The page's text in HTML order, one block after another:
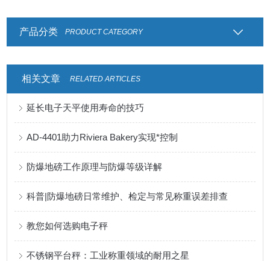
产品分类 PRODUCT CATEGORY
相关文章 RELATED ARTICLES
延长电子天平使用寿命的技巧
AD-4401助力Riviera Bakery实现*控制
防爆地磅工作原理与防爆等级详解
科普|防爆地磅日常维护、检定与常见称重误差排查
教您如何选购电子秤
不锈钢平台秤：工业称重领域的耐用之星